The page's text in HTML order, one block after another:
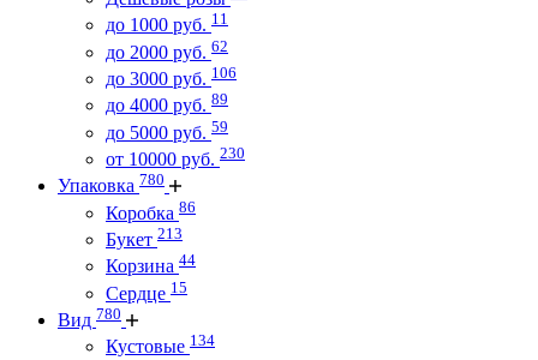
до 1000 руб. 11
до 2000 руб. 62
до 3000 руб. 106
до 4000 руб. 89
до 5000 руб. 59
от 10000 руб. 230
Упаковка 780
Коробка 86
Букет 213
Корзина 44
Сердце 15
Вид 780
Кустовые 134